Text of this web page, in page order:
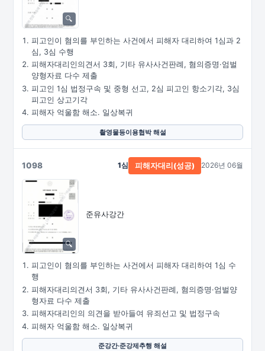
피고인이 혐의를 부인하는 사건에서 피해자 대리하여 1심과 2
심, 3심 수행
피해자대리인의견서 3회, 기타 유사사건판례, 혐의증명·엄벌
양형자료 다수 제출
피고인 1심 법정구속 및 중형 선고, 2심 피고인 항소기각, 3심
피고인 상고기각
피해자 억울함 해소. 일상복귀
촬영물등이용협박 해설
1098
준유사강간
1심 피해자대리(성공) 2026년 06월
피고인이 혐의를 부인하는 사건에서 피해자 대리하여 1심 수
행
피해자대리의견서 3회, 기타 유사사건판례, 혐의증명·엄벌양
형자료 다수 제출
피해자대리인의 의견을 받아들여 유죄선고 및 법정구속
피해자 억울함 해소. 일상복귀
준강간·준강제추행 해설